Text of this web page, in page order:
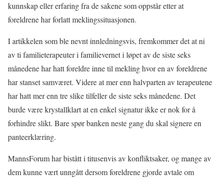
kunnskap eller erfaring fra de sakene som oppstår etter at
foreldrene har forlatt meklingssituasjonen.
I artikkelen som ble nevnt innledningsvis, fremkommer det at ni
av ti familieterapeuter i familievernet i løpet av de siste seks
månedene har hatt foreldre inne til mekling hvor en av foreldrene
har stanset samværet. Videre at mer enn halvparten av terapeutene
har hatt mer enn tre slike tilfeller de siste seks månedene. Det
burde være krystallklart at en enkel signatur ikke er nok for å
forhindre slikt. Bare spør banken neste gang du skal signere en
panteerklæring.
MannsForum har bistått i titusenvis av konfliktsaker, og mange av
dem kunne vært unngått dersom foreldrene gjorde avtale om